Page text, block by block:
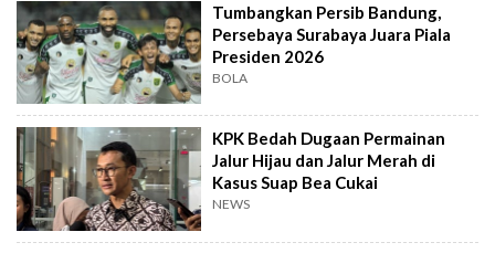
Tumbangkan Persib Bandung,
Persebaya Surabaya Juara Piala
Presiden 2026
BOLA
KPK Bedah Dugaan Permainan
Jalur Hijau dan Jalur Merah di
Kasus Suap Bea Cukai
NEWS